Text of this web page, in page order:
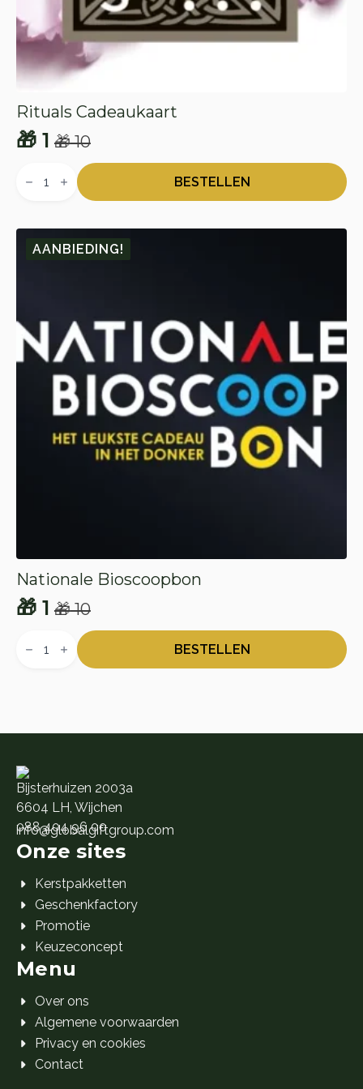
Rituals Cadeaukaart
🎁10
Oorspronkelijke
prijs
🎁 10.
🎁 1
Huidige
prijs
🎁 1.
Cadeaukaart
BESTELLEN
AANBIEDING!
Nationale Bioscoopbon
🎁10
Oorspronkelijke
prijs
🎁 1
Huidige
prijs
Bioscoopbon
BESTELLEN
Bijsterhuizen 2003a
6604 LH, Wijchen
088 404 96 00
info@globalgiftgroup.com
Onze sites
Kerstpakketten
Geschenkfactory
Promotie
Keuzeconcept
Menu
Over ons
Algemene voorwaarden
Privacy en cookies
Contact